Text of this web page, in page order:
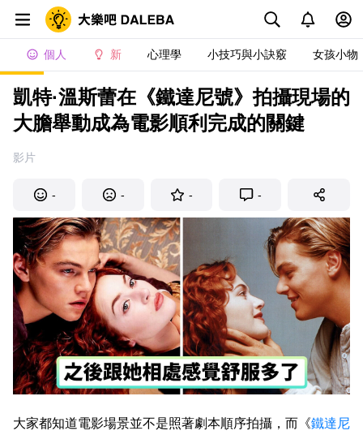
個人 新 心理學 小技巧與小訣竅 女孩小物
凱特·溫斯蕾在《鐵達尼號》拍攝現場的
大膽舉動成為電影順利完成的關鍵
影片
- - - -
大家都知道電影場景並不是照著劇本順序拍攝，而《鐵達尼